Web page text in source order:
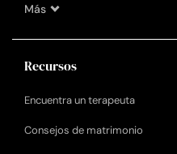
Más
Recursos
Encuentra un terapeuta
Consejos de matrimonio